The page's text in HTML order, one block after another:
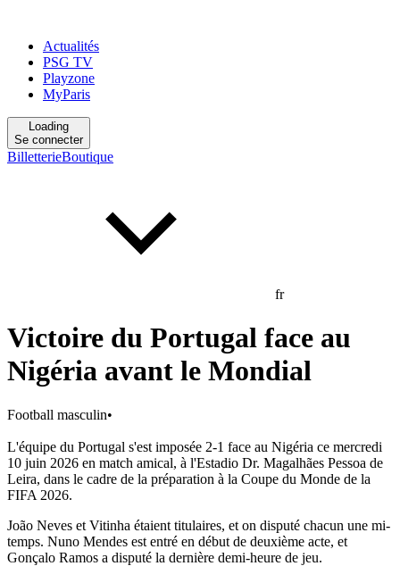
Actualités
PSG TV
Playzone
MyParis
Loading
Se connecter
BilletterieBoutique
fr
Victoire du Portugal face au
Nigéria avant le Mondial
Football masculin•
L'équipe du Portugal s'est imposée 2-1 face au Nigéria ce mercredi
10 juin 2026 en match amical, à l'Estadio Dr. Magalhães Pessoa de
Leira, dans le cadre de la préparation à la Coupe du Monde de la
FIFA 2026.
João Neves et Vitinha étaient titulaires, et on disputé chacun une mi-
temps. Nuno Mendes est entré en début de deuxième acte, et
Gonçalo Ramos a disputé la dernière demi-heure de jeu.